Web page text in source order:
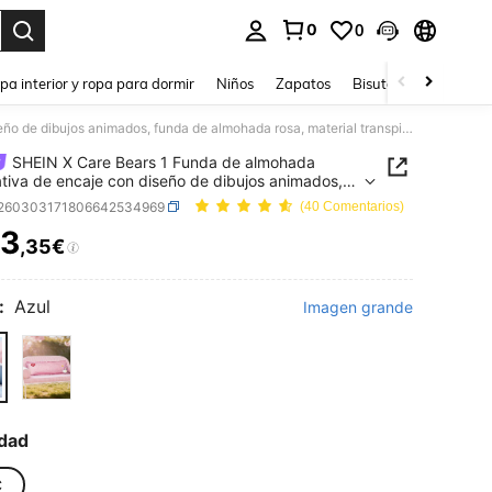
0 0
interior y ropa para dormir Niños Zapatos Bisutería Y
SHEIN X Care Bears 1 Funda de almohada decorativa de encaje con diseño de dibujos animados, funda de almohada rosa, material transpirable y suave, cómoda y cálida, lavable a máquina, variedad de tamaños para elegir, adecuada para diferentes almohadas, buen regalo
SHEIN X Care Bears 1 Funda de almohada
de encaje con diseño de dibujos animados,
almohada rosa, material transpirable y suave,
y cálida, lavable a máquina, variedad de
para elegir, adecuada para diferentes
buen regalo
(40 Comentarios)
AND AVAILABILITY
3,35€
Azul Imagen grande